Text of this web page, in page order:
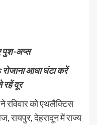
पुश-अप्स
रोजाना आधा घंटा करें
रहें दूर
रविवार को एथलैक्टिस
रायपुर, देहरादून में राज्य